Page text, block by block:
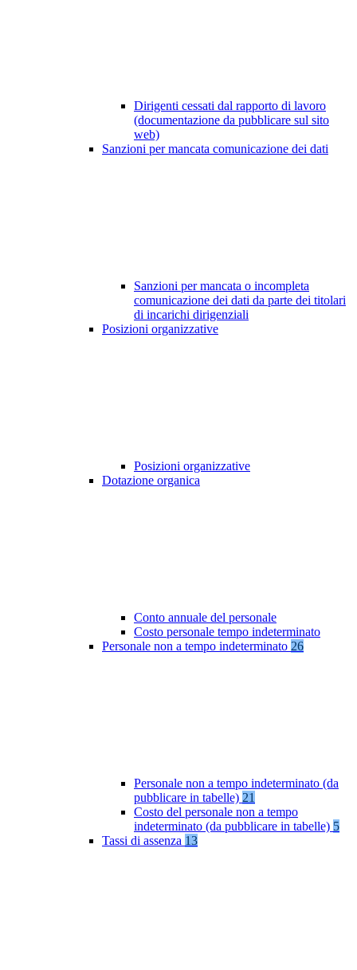
Dirigenti cessati dal rapporto di lavoro
(documentazione da pubblicare sul sito
web)
Sanzioni per mancata comunicazione dei dati
Sanzioni per mancata o incompleta
comunicazione dei dati da parte dei titolari
di incarichi dirigenziali
Posizioni organizzative
Posizioni organizzative
Dotazione organica
Conto annuale del personale
Costo personale tempo indeterminato
Personale non a tempo indeterminato 26
Personale non a tempo indeterminato (da
pubblicare in tabelle) 21
Costo del personale non a tempo
indeterminato (da pubblicare in tabelle) 5
Tassi di assenza 13